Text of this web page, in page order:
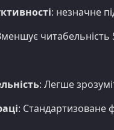
: незначне
читабельність
: Легше
: Стандартизоване